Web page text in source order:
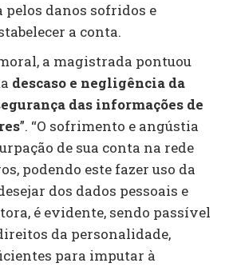
danos sofridos e
a conta.
a magistrada pontuou
descaso e negligência da
das informações de
”. “O sofrimento e angústia
de sua conta na rede
podendo este fazer uso da
dos dados pessoais e
é evidente, sendo passível
da personalidade,
para imputar à